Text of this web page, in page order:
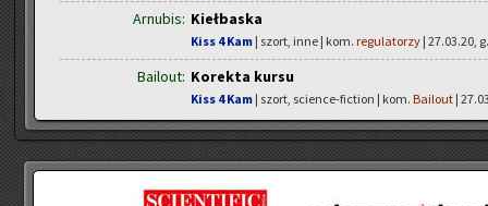
Arnubis: Kiełbaska
Kiss 4 Kam | szort, inne | kom. regulatorzy | 27.03.20,
Bailout: Korekta kursu
Kiss 4 Kam | szort, science-fiction | kom. Bailout |